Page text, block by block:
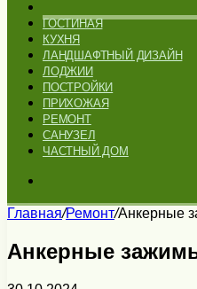
ГОСТИНАЯ
КУХНЯ
ЛАНДШАФТНЫЙ ДИЗАЙН
ЛОДЖИИ
ПОСТРОЙКИ
ПРИХОЖАЯ
РЕМОНТ
САНУЗЕЛ
ЧАСТНЫЙ ДОМ
Главная/Ремонт/Анкерные
Анкерные